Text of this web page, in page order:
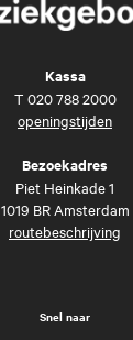
Kassa
T 020 788 2000
openingstijden
Bezoekadres
Piet Heinkade 1
1019 BR Amsterdam
routebeschrijving
Snel naar